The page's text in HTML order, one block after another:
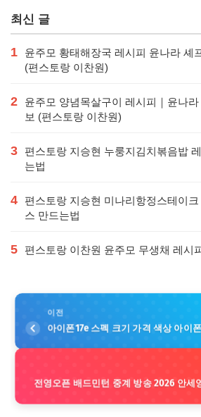
최신 글
1
윤주모 황태해장국 레시피 윤나라 셰
(편스토랑 이찬원)
2
윤주모 양념목살구이 레시피｜윤나
보 (편스토랑 이찬원)
3
편스토랑 지승현 누룽지김치볶음밥
는법
4
편스토랑 지승현 미나리항정스테이
스 만드는법
5 편스토랑 이찬원 윤주모 무생채 레시
이전
아이폰17e 스펙 크기 가격 색상 아이
전영오픈 배드민턴 중계 방송 2026 안세